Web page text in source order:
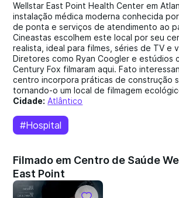
Wellstar East Point Health Center em
instalação médica moderna conhecida
de ponta e serviços de atendimento ao
Cineastas escolhem este local por seu
realista, ideal para filmes, séries de TV e
Diretores como Ryan Coogler e estúdios
Century Fox filmaram aqui. Fato
centro incorpora práticas de construção
tornando-o um local de filmagem
Cidade: Atlântico
#Hospital
Filmado em Centro de Saúde
East Point